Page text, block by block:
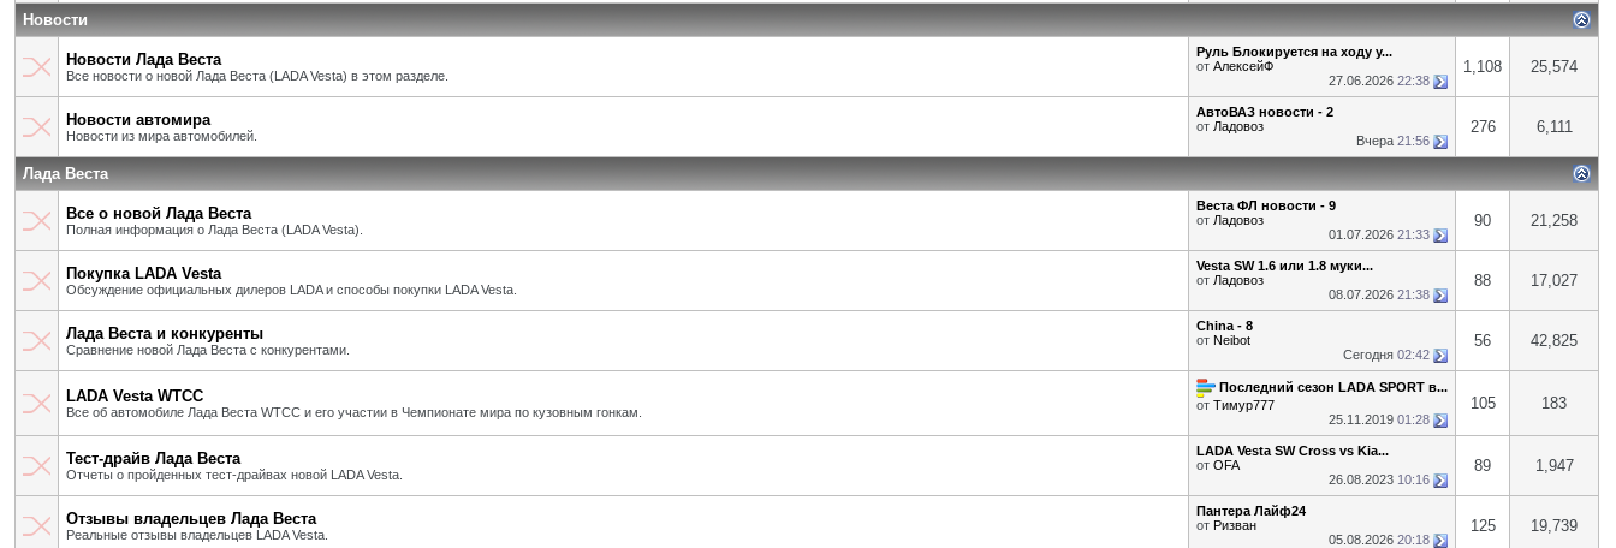
Новости
Новости Лада Веста
Все новости о новой Лада Веста (LADA Vesta) в этом разделе.
Руль Блокируется на ходу у...
от АлексейФ
27.06.2026 22:38
1,108 25,574
Новости автомира
Новости из мира автомобилей.
АвтоВАЗ новости - 2
от Ладовоз
Вчера 21:56
276 6,111
Лада Веста
Все о новой Лада Веста
Полная информация о Лада Веста (LADA Vesta).
Веста ФЛ новости - 9
от Ладовоз
01.07.2026 21:33
90 21,258
Покупка LADA Vesta
Обсуждение официальных дилеров LADA и способы покупки LADA Vesta.
Vesta SW 1.6 или 1.8 муки...
от Ладовоз
08.07.2026 21:38
88 17,027
Лада Веста и конкуренты
Сравнение новой Лада Веста с конкурентами.
China - 8
от Neibot
Сегодня 02:42
56 42,825
LADA Vesta WTCC
Все об автомобиле Лада Веста WTCC и его участии в Чемпионате мира по кузовным гонкам.
Последний сезон LADA SPORT в...
от Тимур777
25.11.2019 01:28
105 183
Тест-драйв Лада Веста
Отчеты о пройденных тест-драйвах новой LADA Vesta.
LADA Vesta SW Cross vs Kia...
от OFA
26.08.2023 10:16
89 1,947
Отзывы владельцев Лада Веста
Реальные отзывы владельцев LADA Vesta.
Пантера Лайф24
от Ризван
05.08.2026 20:18
125 19,739